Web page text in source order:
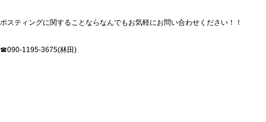
ポスティングに関することならなんでもお気軽にお問い合わせください！！
☎090-1195-3675(林田)